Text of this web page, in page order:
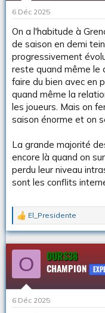
o
n
s
:
6 Déc 2025
On a l'habitude à
de saison en demi
progressivement
reste quand même le
faire du bien avec en
quand même la
les joueurs. Mais on
saison énorme et on
La grande majorité
encore là quand on
perdu leur niveau
sont les conflits
L
e
s
r
a
c
o
El_Presidente
O OURS38
CHAMPION
6 Déc 2025